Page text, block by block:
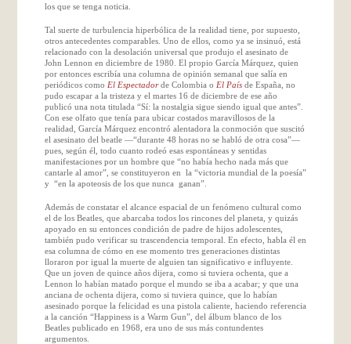
los que se tenga noticia.
Tal suerte de turbulencia hiperbólica de la realidad tiene, por supuesto,
otros antecedentes comparables. Uno de ellos, como ya se insinuó, está
relacionado con la desolación universal que produjo el asesinato de
John Lennon en diciembre de 1980. El propio García Márquez, quien
por entonces escribía una columna de opinión semanal que salía en
periódicos como El Espectadorde Colombia o El Paísde España, no
pudo escapar a la tristeza y el martes 16 de diciembre de ese año
publicó una nota titulada “Sí: la nostalgia sigue siendo igual que antes”.
Con ese olfato que tenía para ubicar costados maravillosos de la
realidad, García Márquez encontró alentadora la conmoción que suscitó
el asesinato del beatle—“durante 48 horas no se habló de otra cosa”—
pues, según él, todo cuanto rodeó esas espontáneas y sentidas
manifestaciones por un hombre que “no había hecho nada más que
cantarle al amor”, se constituyeron en la “victoria mundial de la poesía”
y “en la apoteosis de los que nunca ganan”.
Además de constatar el alcance espacial de un fenómeno cultural como
el de los Beatles, que abarcaba todos los rincones del planeta, y quizás
apoyado en su entonces condición de padre de hijos adolescentes,
también pudo verificar su trascendencia temporal. En efecto, habla él en
esa columna de cómo en ese momento tres generaciones distintas
lloraron por igual la muerte de alguien tan significativo e influyente.
Que un joven de quince años dijera, como si tuviera ochenta, que a
Lennon lo habían matado porque el mundo se iba a acabar; y que una
anciana de ochenta dijera, como si tuviera quince, que lo habían
asesinado porque la felicidad es una pistola caliente, haciendo referencia
a la canción “Happiness is a Warm Gun”, del álbum blanco de los
Beatles publicado en 1968, era uno de sus más contundentes
argumentos.